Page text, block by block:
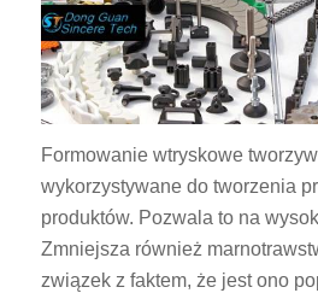
Formowanie wtryskowe
wykorzystywane do tworzenia
produktów. Pozwala to na
Zmniejsza również
związek z faktem, że jest ono